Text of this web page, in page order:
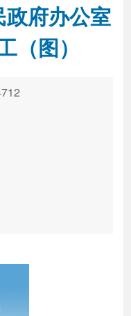
解读回应
府办公室
（图）